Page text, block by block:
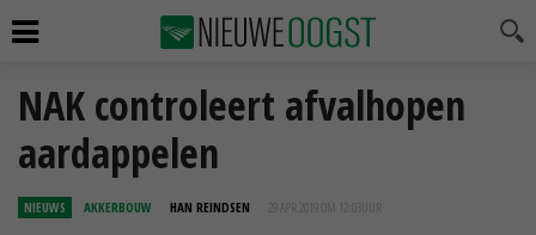
NAK controleert afvalhopen
aardappelen
NIEUWS AKKERBOUW HAN REINDSEN 29 APR 2019 OM 12:03